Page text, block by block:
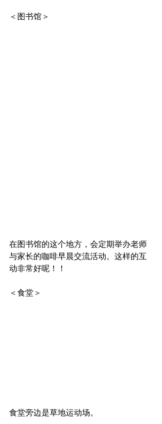
＜图书馆＞
在图书馆的这个地方，会定期举办老师
与家长的咖啡早晨交流活动。这样的互
动非常好呢！！
＜食堂＞
食堂旁边是草地运动场。